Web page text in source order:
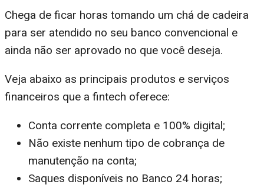
Chega de ficar horas tomando um chá de cadeira
para ser atendido no seu banco convencional e
ainda não ser aprovado no que você deseja.
Veja abaixo as principais produtos e serviços
financeiros que a fintech oferece:
Conta corrente completa e 100% digital;
Não existe nenhum tipo de cobrança de
manutenção na conta;
Saques disponíveis no Banco 24 horas;